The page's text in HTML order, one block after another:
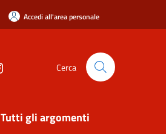
Accedi all'area personale
Cerca
Tutti gli argomenti